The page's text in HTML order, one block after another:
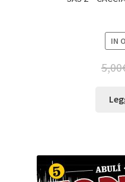
IN
5,00